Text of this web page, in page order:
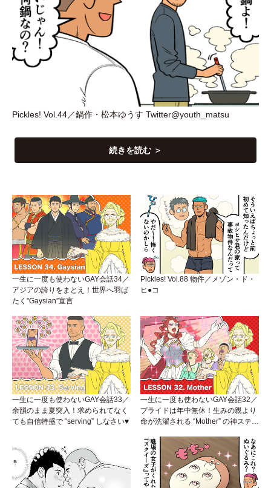
Pickles! Vol.44／鍋作 ・ 松本ゆうす Twitter@youth_matsu
続きを読む ＞
一生に一度も使わないGAY会話34／
アジアの誇りをまとえ！世界へ羽ば
たく”Gaysian”宣言
Pickles! Vol.88 物件／メゾン・ド・
ヒ●コ
一生に一度も使わないGAY会話33／
余韻のまま夏突入！求められてなく
ても自信特盛で “serving” しなさい♥
一生に一度も使わないGAY会話32／
プライドは年中無休！生みの親より
命が洗濯される “Mother” の神ステー